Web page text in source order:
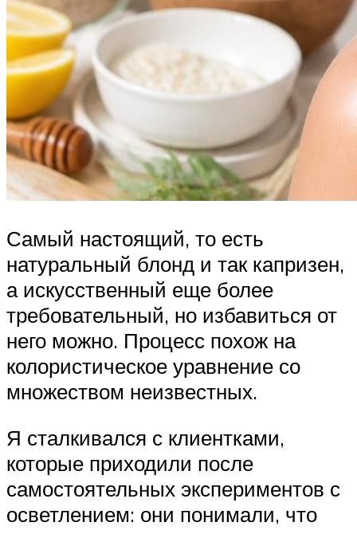
Самый настоящий, то есть
натуральный блонд и так капризен,
а искусственный еще более
требовательный, но избавиться от
него можно. Процесс похож на
колористическое уравнение со
множеством неизвестных.
Я сталкивался с клиентками,
которые приходили после
самостоятельных экспериментов с
осветлением: они понимали, что